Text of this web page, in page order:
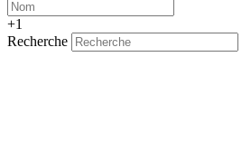
+1
Recherche